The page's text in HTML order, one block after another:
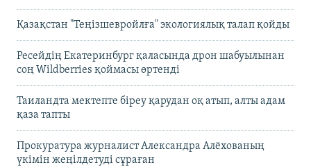
Қазақстан "Теңізшевройлға" экологиялық талап қойды
Ресейдің Екатеринбург қаласында дрон шабуылынан
соң Wildberries қоймасы өртенді
Таиландта мектепте біреу қарудан оқ атып, алты адам
қаза тапты
Прокуратура журналист Александра Алёхованың
үкімін жеңілдетуді сұраған